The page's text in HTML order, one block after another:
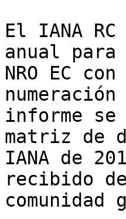
El IANA
anual
NRO EC
informe
matriz de
IANA de
recibido
comunidad